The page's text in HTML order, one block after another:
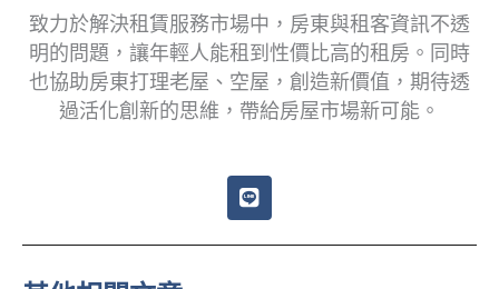
致力於解決租賃服務市場中，房東與租客資訊不透
明的問題，讓年輕人能租到性價比高的租房。同時
也協助房東打理老屋、空屋，創造新價值，期待透
過活化創新的思維，帶給房屋市場新可能。
L
i
e